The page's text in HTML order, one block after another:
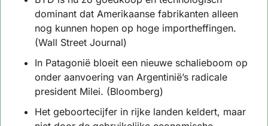
dominant dat Amerikaanse fabrikanten alleen
nog kunnen hopen op hoge importheffingen.
(Wall Street Journal)
In Patagonië bloeit een nieuwe schalieboom op
onder aanvoering van Argentinië’s radicale
president Milei. (Bloomberg)
Het geboortecijfer in rijke landen keldert, maar